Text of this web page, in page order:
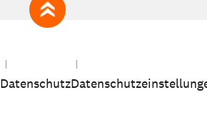
zum Seitenanfang
Datenschutz